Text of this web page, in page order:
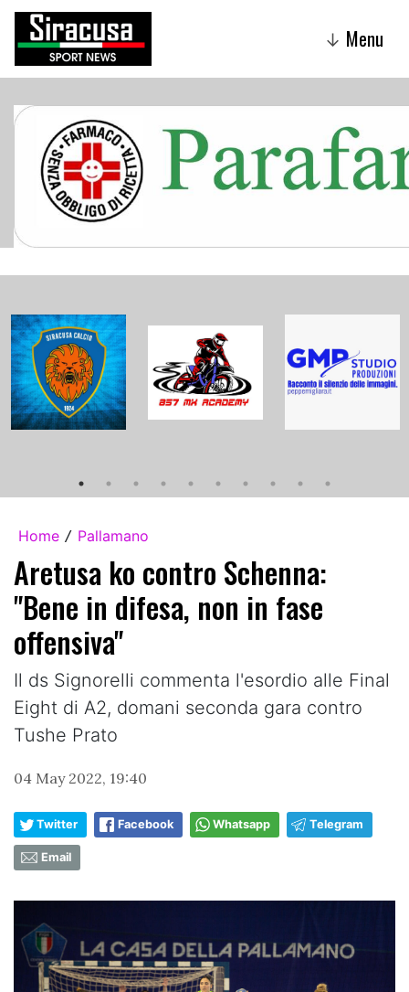
↓ Menu
Home / Pallamano
Aretusa ko contro Schenna:
"Bene in difesa, non in fase
offensiva"
Il ds Signorelli commenta l'esordio alle Final
Eight di A2, domani seconda gara contro
Tushe Prato
04 May 2022, 19:40
Twitter Facebook Whatsapp Telegram
Email